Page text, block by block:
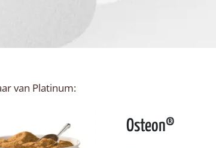
van Platinum:
Osteon®